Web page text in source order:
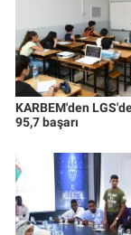
KARBEM'den
95,7 başarı